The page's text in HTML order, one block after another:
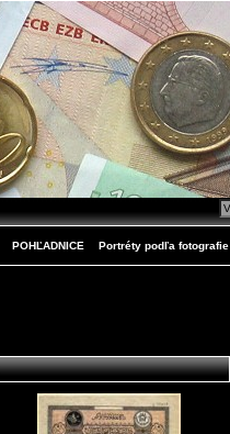
POHĽADNICE Portréty podľa fotografie